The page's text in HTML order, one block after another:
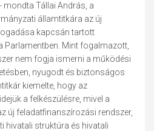
Tállai András, a
államtitkára az új
kapcsán tartott
Parlamentben. Mint fogalmazott,
nem fogja ismerni a működési
nyugodt és biztonságos
kiemelte, hogy az
a felkészülésre, mivel a
új feladatfinanszírozási rendszer,
hivatali struktúra és hivatali